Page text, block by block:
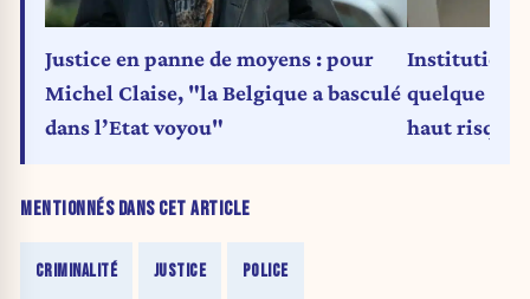
MENTIONNÉS DANS CET ARTICLE
CRIMINALITÉ JUSTICE POLICE
Justice en panne de moyens : pour
Michel Claise, "la Belgique a basculé
dans l’Etat voyou"
Institutions
quelque
haut risque